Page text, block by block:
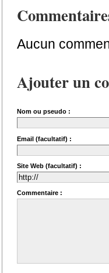
Aucun
Ajouter un
Nom ou pseudo :
Email (facultatif) :
Site Web (facultatif) :
Commentaire :